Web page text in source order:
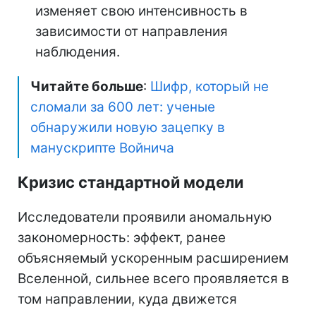
изменяет свою интенсивность в
зависимости от направления
наблюдения.
Читайте больше: Шифр, который не
сломали за 600 лет: ученые
обнаружили новую зацепку в
манускрипте Войнича
Кризис стандартной модели
Исследователи проявили аномальную
закономерность: эффект, ранее
объясняемый ускоренным расширением
Вселенной, сильнее всего проявляется в
том направлении, куда движется